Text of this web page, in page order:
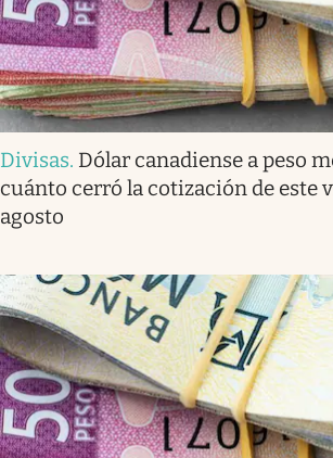
Divisas. Dólar canadiense a peso
cuánto cerró la cotización de este
agosto